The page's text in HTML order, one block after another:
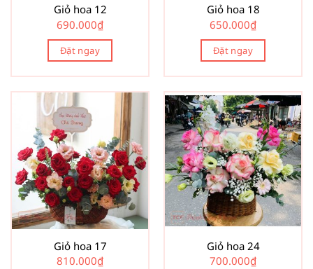
Giỏ hoa 12
690.000₫
Đặt ngay
Giỏ hoa 18
650.000₫
Đặt ngay
Giỏ hoa 17
810.000₫
Giỏ hoa 24
700.000₫